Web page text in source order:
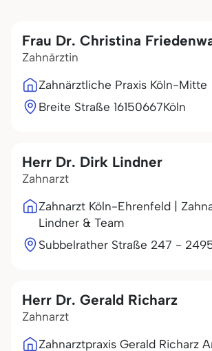
Frau Dr. Christina
Zahnärztin
Zahnärztliche Praxis Köln-Mitte
Breite Straße 16150667Köln
Herr Dr. Dirk Lindner
Zahnarzt
Zahnarzt Köln-Ehrenfeld |
Lindner & Team
Subbelrather Straße 247 - 249
Herr Dr. Gerald Richarz
Zahnarzt
Zahnarztpraxis Gerald Richarz